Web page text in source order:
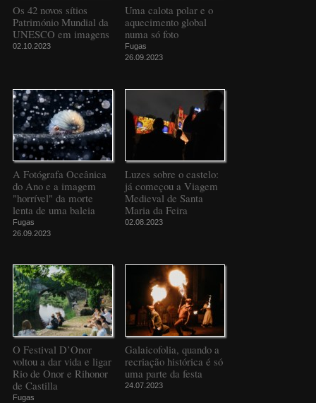
Os 42 novos sítios
Património Mundial da
UNESCO em imagens
02.10.2023
Uma calota polar e o
aquecimento global
numa só foto
Fugas
26.09.2023
A Fotógrafa Oceânica
do Ano e a imagem
"horrível" da morte
lenta de uma baleia
Fugas
26.09.2023
Luzes sobre o castelo:
já começou a Viagem
Medieval de Santa
Maria da Feira
02.08.2023
O Festival D’Onor
voltou a dar vida e ligar
Rio de Onor e Rihonor
de Castilla
Fugas
Galaicofolia, quando a
recriação histórica é só
uma parte da festa
24.07.2023